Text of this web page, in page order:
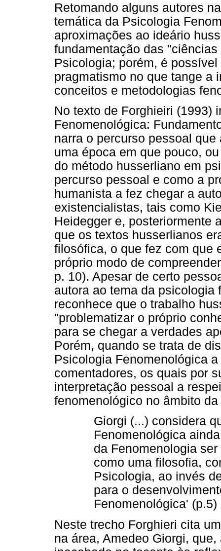
Retomando alguns autores
temática da Psicologia
aproximações ao ideário
fundamentação das
Psicologia; porém, é
pragmatismo no que tange a
conceitos e metodologias
No texto de Forghieiri (1993)
Fenomenológica:
narra o percurso pessoal
uma época em que pouco,
do método husserliano em
percurso pessoal e como a
humanista a fez chegar a
existencialistas, tais como
Heidegger e, posteriormente
que os textos husserlianos
filosófica, o que fez com que
próprio modo de
p. 10). Apesar de certo
autora ao tema da
reconhece que o trabalho
"problematizar o próprio
para se chegar a verdades
Porém, quando se trata de
Psicologia Fenomenológica
comentadores, os quais por
interpretação pessoal a
fenomenológico no âmbito
Giorgi (...) considera
Fenomenológica
da Fenomenologia
como uma filosofia,
Psicologia, ao invés
para o
Fenomenológica'
Neste trecho Forghieri cita
na área, Amedeo Giorgi,